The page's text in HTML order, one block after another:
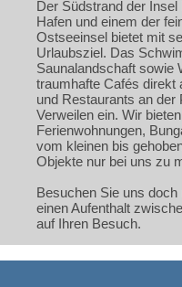
Der Südstrand der
Hafen und einem der
Ostseeinsel bietet mit
Urlaubsziel. Das
Saunalandschaft sowie
traumhafte Cafés direkt
und Restaurants an der
Verweilen ein. Wir
Ferienwohnungen,
vom kleinen bis
Objekte nur bei uns zu
Besuchen Sie uns
einen Aufenthalt
auf Ihren Besuch.